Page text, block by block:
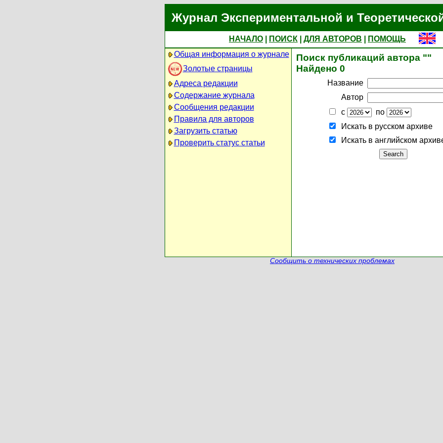
Журнал Экспериментальной и
НАЧАЛО ПОИСК ДЛЯ АВТОРОВ
ПОМОЩЬ
Общая информация о журнале
Золотые страницы
Адреса редакции
Содержание журнала
Сообщения редакции
Правила для авторов
Загрузить статью
Проверить статус статьи
Поиск публикаций автора ""
Найдено 0
Название
Автор
с
по
Искать в русском архиве
Искать в английском
Сообщить о технических проблемах